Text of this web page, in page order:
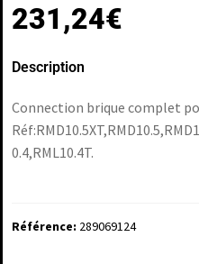
231,24€
Description
Connection brique complet
0.4,RML10.4T.
Référence: 289069124